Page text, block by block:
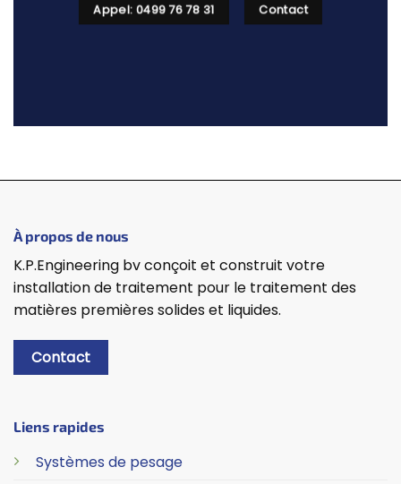
Appel: 0499 76 78 31 Contact
À propos de nous
K.P.Engineering bv conçoit et construit votre
installation de traitement pour le traitement des
matières premières solides et liquides.
Contact
Liens rapides
Systèmes de pesage